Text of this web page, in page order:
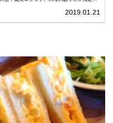
2019.01.21